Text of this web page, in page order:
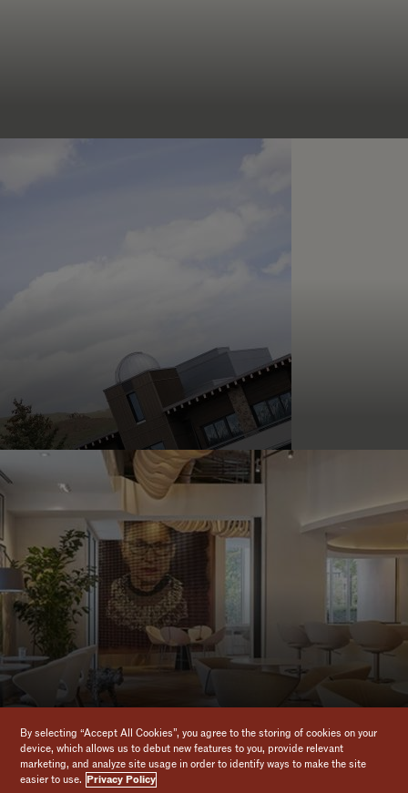
By selecting “Accept All Cookies”, you agree to the storing of cookies on your
device, which allows us to debut new features to you, provide relevant
marketing, and analyze site usage in order to identify ways to make the site
easier to use. Privacy Policy